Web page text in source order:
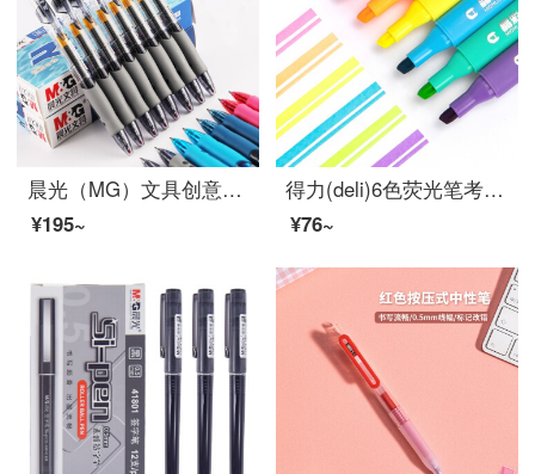
晨光（MG）文具创意者系列按动子弹头中性笔签字笔水笔 GP1008 GP1008黑色12支
¥195~
得力(deli)6色荧光笔考试复习重点标记笔 手帐可用水性记号笔6支/盒33111
¥76~